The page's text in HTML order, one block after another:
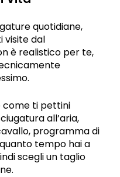
quotidiane,
visite dal
è realistico per te,
come ti pettini
all’aria,
programma di
tempo hai a
scegli un taglio